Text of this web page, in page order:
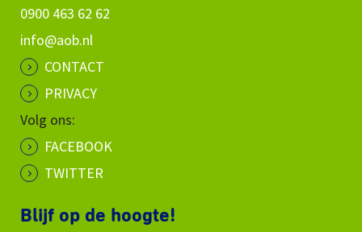
0900 463 62 62
info@aob.nl
CONTACT
PRIVACY
Volg ons:
FACEBOOK
TWITTER
Blijf op de hoogte!